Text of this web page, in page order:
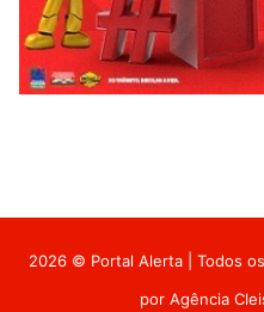
2026 © Portal Alerta | Todos
por Agência